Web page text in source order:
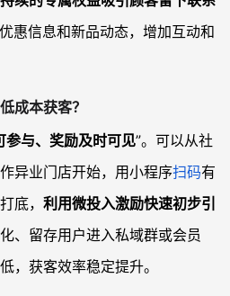
惠信息和新品动态，增加互动和
成本获客？
参与、奖励及时可见”。可以从社
异业门店开始，用小程序扫码有
底， 利用微投入激励快速初步引
、留存用户进入私域群或会员
，获客效率稳定提升。